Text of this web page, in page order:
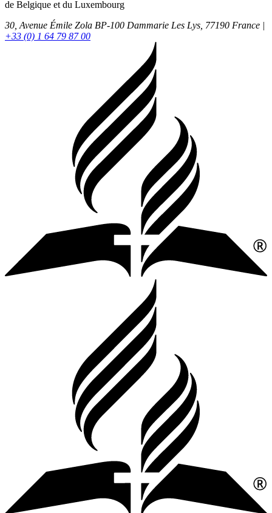
de Belgique et du Luxembourg
30, Avenue Émile Zola BP-100 Dammarie Les Lys, 77190 France |
+33 (0) 1 64 79 87 00